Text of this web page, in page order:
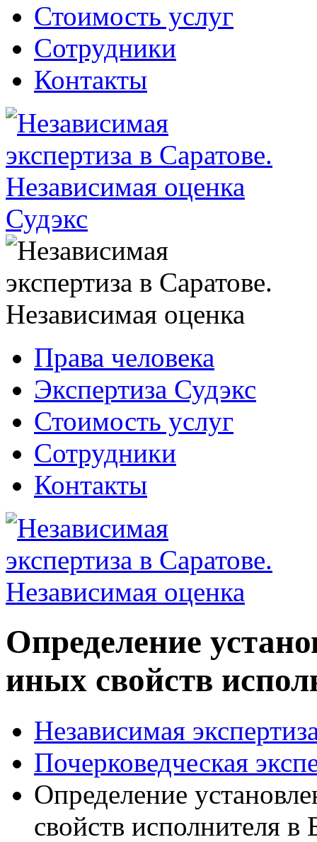
Стоимость услуг
Сотрудники
Контакты
Судэкс
Права человека
Экспертиза Судэкс
Стоимость услуг
Сотрудники
Контакты
Определение
иных свойств
Независимая
Почерковедческая
Определение
свойств исполнителя в